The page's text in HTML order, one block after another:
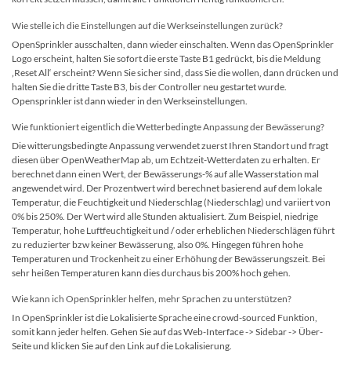
Wie stelle ich die Einstellungen auf die Werkseinstellungen zurück?
OpenSprinkler ausschalten, dann wieder einschalten. Wenn das OpenSprinkler
Logo erscheint, halten Sie sofort die erste Taste B1 gedrückt, bis die Meldung
‚Reset All‘ erscheint? Wenn Sie sicher sind, dass Sie die wollen, dann drücken und
halten Sie die dritte Taste B3, bis der Controller neu gestartet wurde.
Opensprinkler ist dann wieder in den Werkseinstellungen.
Wie funktioniert eigentlich die Wetterbedingte Anpassung der Bewässerung?
Die witterungsbedingte Anpassung verwendet zuerst Ihren Standort und fragt
diesen über OpenWeatherMap ab, um Echtzeit-Wetterdaten zu erhalten. Er
berechnet dann einen Wert, der Bewässerungs-% auf alle Wasserstation mal
angewendet wird. Der Prozentwert wird berechnet basierend auf dem lokale
Temperatur, die Feuchtigkeit und Niederschlag (Niederschlag) und variiert von
0% bis 250%. Der Wert wird alle Stunden aktualisiert. Zum Beispiel, niedrige
Temperatur, hohe Luftfeuchtigkeit und / oder erheblichen Niederschlägen führt
zu reduzierter bzw keiner Bewässerung, also 0%. Hingegen führen hohe
Temperaturen und Trockenheit zu einer Erhöhung der Bewässerungszeit. Bei
sehr heißen Temperaturen kann dies durchaus bis 200% hoch gehen.
Wie kann ich OpenSprinkler helfen, mehr Sprachen zu unterstützen?
In OpenSprinkler ist die Lokalisierte Sprache eine crowd-sourced Funktion,
somit kann jeder helfen. Gehen Sie auf das Web-Interface -> Sidebar -> Über-
Seite und klicken Sie auf den Link auf die Lokalisierung.